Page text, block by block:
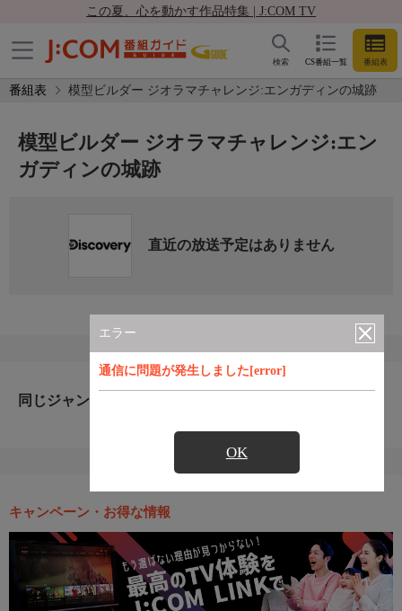
この夏、心を動かす作品特集 | J:COM TV
CS番組一覧 番組表
検索
番組表 模型ビルダー ジオラマチャレンジ:エンガディンの城跡
エラー
通信に問題が発生しました[error]
OK
模型ビルダー ジオラマチャレンジ:エン
ガディンの城跡
直近の放送予定はありません
同じジャンルのおすすめ番組
キャンペーン・お得な情報